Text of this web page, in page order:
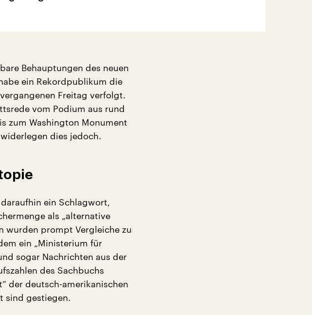
Behauptungen des neuen
ein Rekordpublikum die
Freitag verfolgt.
vom Podium aus rund
zum Washington Monument
dies jedoch.
ein Schlagwort,
als „alternative
wurden prompt Vergleiche zu
ein „Ministerium für
sogar Nachrichten aus der
des Sachbuchs
der deutsch-amerikanischen
sind gestiegen.